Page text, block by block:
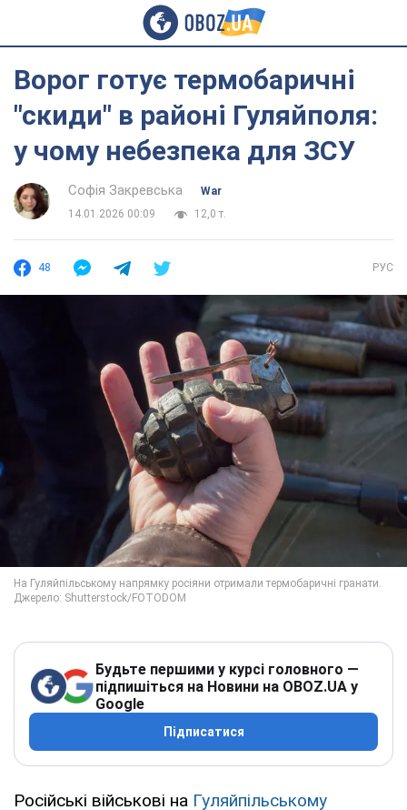
Ворог готує термобаричні
"скиди" в районі Гуляйполя:
у чому небезпека для ЗСУ
Софія Закревська
War
14.01.2026 00:09
12,0 т.
48 РУС
Будьте першими у курсі головного —
підпишіться на Новини на OBOZ.UA у
Google
Підписатися
Російські військові на Гуляйпільському